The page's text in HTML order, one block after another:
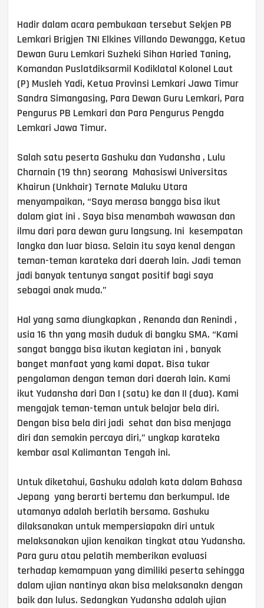
Hadir dalam acara pembukaan tersebut Sekjen PB
Lemkari Brigjen TNI Elkines Villando Dewangga, Ketua
Dewan Guru Lemkari Suzheki Sihan Haried Taning,
Komandan Puslatdiksarmil Kodiklatal Kolonel Laut
(P) Musleh Yadi, Ketua Provinsi Lemkari Jawa Timur
Sandra Simangasing, Para Dewan Guru Lemkari, Para
Pengurus PB Lemkari dan Para Pengurus Pengda
Lemkari Jawa Timur.
Salah satu peserta Gashuku dan Yudansha , Lulu
Charnain (19 thn) seorang Mahasiswi Universitas
Khairun (Unkhair) Ternate Maluku Utara
menyampaikan, “Saya merasa bangga bisa ikut
dalam giat ini . Saya bisa menambah wawasan dan
ilmu dari para dewan guru langsung. Ini kesempatan
langka dan luar biasa. Selain itu saya kenal dengan
teman-teman karateka dari daerah lain. Jadi teman
jadi banyak tentunya sangat positif bagi saya
sebagai anak muda.”
Hal yang sama diungkapkan , Renanda dan Renindi ,
usia 16 thn yang masih duduk di bangku SMA. “Kami
sangat bangga bisa ikutan kegiatan ini , banyak
banget manfaat yang kami dapat. Bisa tukar
pengalaman dengan teman dari daerah lain. Kami
ikut Yudansha dari Dan I (satu) ke dan II (dua). Kami
mengajak teman-teman untuk belajar bela diri.
Dengan bisa bela diri jadi sehat dan bisa menjaga
diri dan semakin percaya diri,” ungkap karateka
kembar asal Kalimantan Tengah ini.
Untuk diketahui, Gashuku adalah kata dalam Bahasa
Jepang yang berarti bertemu dan berkumpul. Ide
utamanya adalah berlatih bersama. Gashuku
dilaksanakan untuk mempersiapakn diri untuk
melaksanakan ujian kenaikan tingkat atau Yudansha.
Para guru atau pelatih memberikan evaluasi
terhadap kemampuan yang dimiliki peserta sehingga
dalam ujian nantinya akan bisa melaksanakn dengan
baik dan lulus. Sedangkan Yudansha adalah ujian